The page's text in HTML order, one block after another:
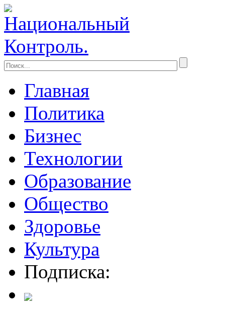
Главная
Политика
Бизнес
Технологии
Образование
Общество
Здоровье
Культура
Подписка: